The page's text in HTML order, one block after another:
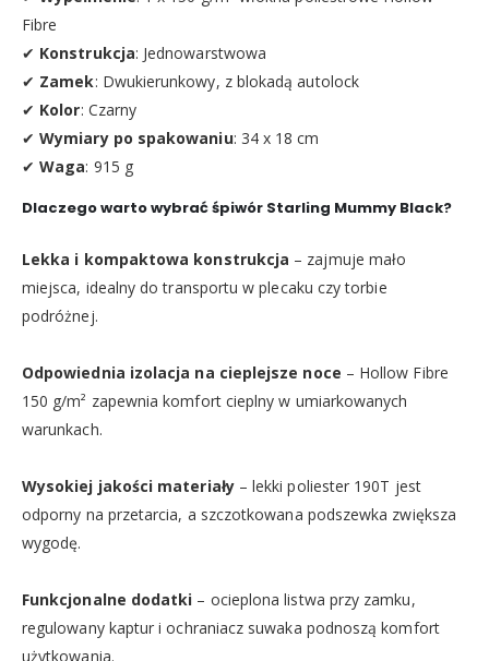
Fibre
✔ Konstrukcja: Jednowarstwowa
✔ Zamek: Dwukierunkowy, z blokadą autolock
✔ Kolor: Czarny
✔Wymiary po spakowaniu: 34 x 18 cm
✔Waga: 915 g
Dlaczego warto wybrać śpiwór Starling Mummy Black?
Lekka i kompaktowa konstrukcja – zajmuje mało
miejsca, idealny do transportu w plecaku czy torbie
podróżnej.
Odpowiednia izolacja na cieplejsze noce – Hollow Fibre
150 g/m² zapewnia komfort cieplny w umiarkowanych
warunkach.
Wysokiej jakości materiały– lekki poliester 190T jest
odporny na przetarcia, a szczotkowana podszewka zwiększa
wygodę.
Funkcjonalne dodatki – ocieplona listwa przy zamku,
regulowany kaptur i ochraniacz suwaka podnoszą komfort
użytkowania.